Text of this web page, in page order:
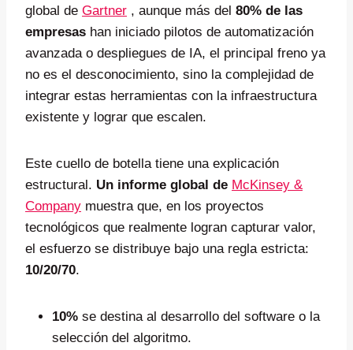
global de Gartner , aunque más del 80% de las
empresas han iniciado pilotos de automatización
avanzada o despliegues de IA, el principal freno ya
no es el desconocimiento, sino la complejidad de
integrar estas herramientas con la infraestructura
existente y lograr que escalen.
Este cuello de botella tiene una explicación
estructural. Un informe global de McKinsey &
Company muestra que, en los proyectos
tecnológicos que realmente logran capturar valor,
el esfuerzo se distribuye bajo una regla estricta:
10/20/70.
10% se destina al desarrollo del software o la
selección del algoritmo.